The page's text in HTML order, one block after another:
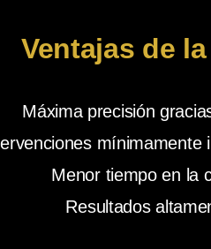
Ventajas de
Máxima precisión
mínimamente
Menor tiempo en la
Resultados